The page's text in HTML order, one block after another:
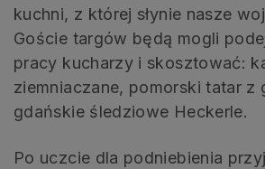
kuchni, z której słynie nasze
Goście targów będą mogli
pracy kucharzy i skosztować:
ziemniaczane, pomorski tatar z
gdańskie śledziowe Heckerle.
Po uczcie dla podniebienia